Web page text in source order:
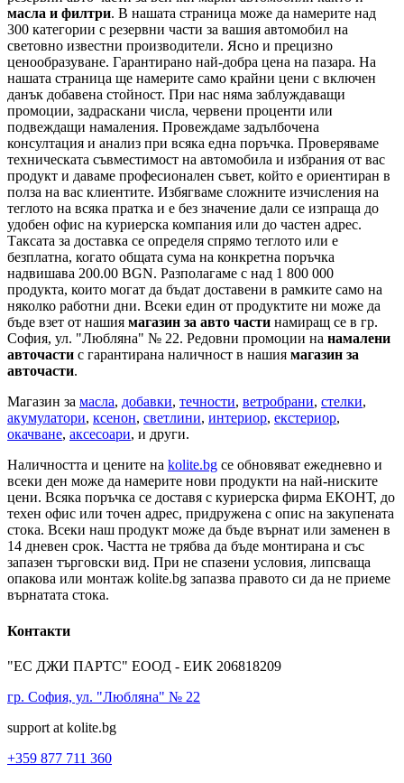
масла и филтри. В нашата страница може да намерите над
300 категории с резервни части за вашия автомобил на
световно известни производители. Ясно и прецизно
ценообразуване. Гарантирано най-добра цена на пазара. На
нашата страница ще намерите само крайни цени с включен
данък добавена стойност. При нас няма заблуждаващи
промоции, задраскани числа, червени проценти или
подвеждащи намаления. Провеждаме задълбочена
консултация и анализ при всяка една поръчка. Проверяваме
техническата съвместимост на автомобила и избрания от вас
продукт и даваме професионален съвет, който е ориентиран в
полза на вас клиентите. Избягваме сложните изчисления на
теглото на всяка пратка и е без значение дали се изпраща до
удобен офис на куриерска компания или до частен адрес.
Таксата за доставка се определя спрямо теглото или е
безплатна, когато общата сума на конкретна поръчка
надвишава 200.00 BGN. Разполагаме с над 1 800 000
продукта, които могат да бъдат доставени в рамките само на
няколко работни дни. Всеки един от продуктите ни може да
бъде взет от нашия магазин за авто части намиращ се в гр.
София, ул. "Любляна" № 22. Редовни промоции на намалени
авточасти с гарантирана наличност в нашия магазин за
авточасти.
Магазин за масла, добавки, течности, ветробрани, стелки,
акумулатори, ксенон, светлини, интериор, екстериор,
окачване, аксесоари, и други.
Наличността и цените на kolite.bg се обновяват ежедневно и
всеки ден може да намерите нови продукти на най-ниските
цени. Всяка поръчка се доставя с куриерска фирма ЕКОНТ, до
техен офис или точен адрес, придружена с опис на закупената
стока. Всеки наш продукт може да бъде върнат или заменен в
14 дневен срок. Частта не трябва да бъде монтирана и със
запазен търговски вид. При не спазени условия, липсваща
опакова или монтаж kolite.bg запазва правото си да не приеме
върнатата стока.
Контакти
"ЕС ДЖИ ПАРТС" ЕООД - ЕИК 206818209
гр. София, ул. "Любляна" № 22
support at kolite.bg
+359 877 711 360